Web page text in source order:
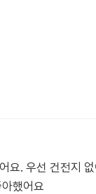
. 우선 건전지
했어요